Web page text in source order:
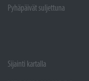
Pyhäpäivät suljettuna
Sijainti kartalla